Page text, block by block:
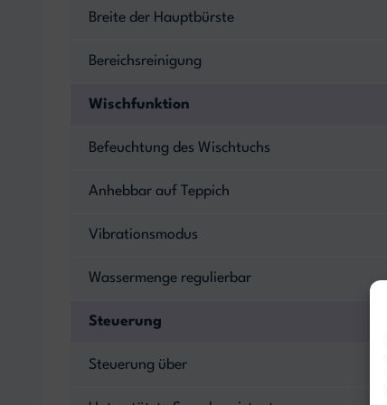
Breite der Hauptbürste
Bereichsreinigung
Wischfunktion
Befeuchtung des Wischtuchs
Anhebbar auf Teppich
Vibrationsmodus
Wassermenge regulierbar
Steuerung
Steuerung über